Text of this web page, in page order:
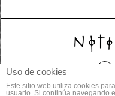
© 2014
Uso de cookies
Este sitio web utiliza cookies
usuario. Si continúa navegando